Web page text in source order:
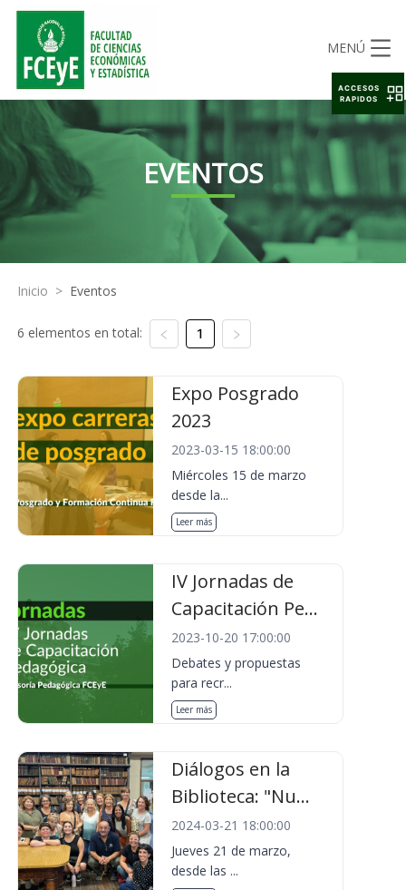
MENÚ
EVENTOS
Inicio > Eventos
6 elementos en total: 1
Expo Posgrado
2023
2023-03-15 18:00:00
Miércoles 15 de marzo
desde la...
Leer más
IV Jornadas de
Capacitación Pe...
2023-10-20 17:00:00
Debates y propuestas
para recr...
Leer más
Diálogos en la
Biblioteca: "Nu...
2024-03-21 18:00:00
Jueves 21 de marzo,
desde las ...
ACCESOS
RAPIDOS